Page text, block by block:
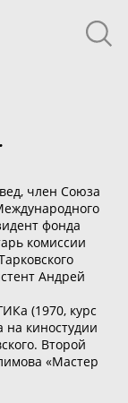
член Союза
фонда
комиссии
Андрей
(1970, курс
на киностудии
Второй
«Мастер